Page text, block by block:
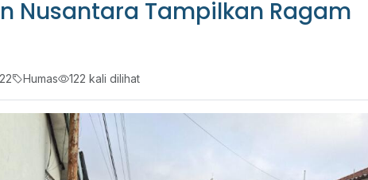
Nusantara Tampilkan Ragam
Humas 122 kali dilihat